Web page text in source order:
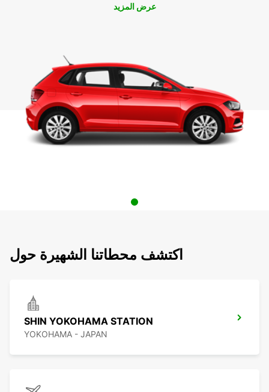
عرض المزيد
اكتشف محطاتنا الشهيرة حول
SHIN YOKOHAMA STATION
YOKOHAMA - JAPAN